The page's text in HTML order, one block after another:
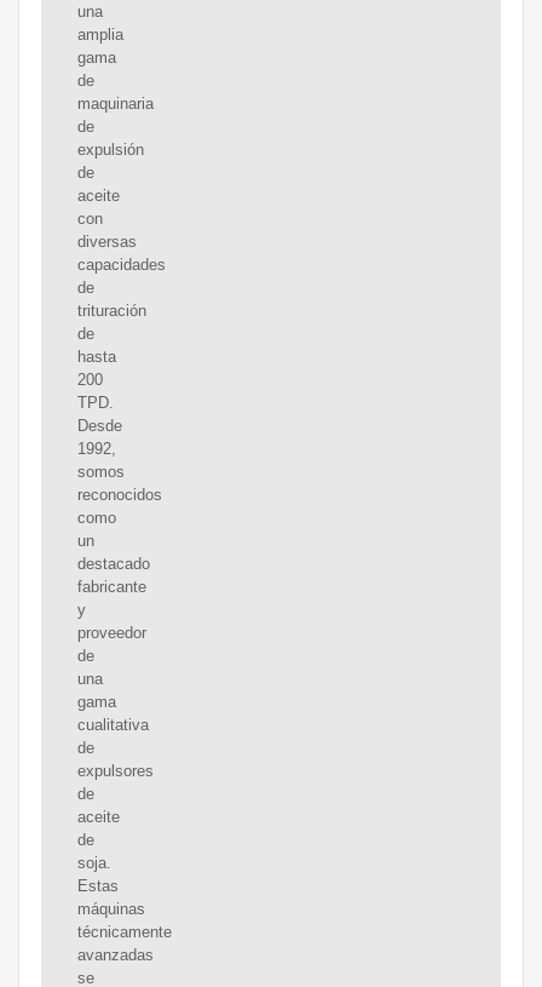
una
amplia
gama
de
maquinaria
de
expulsión
de
aceite
con
diversas
capacidades
de
trituración
de
hasta
200
TPD.
Desde
1992,
somos
reconocidos
como
un
destacado
fabricante
y
proveedor
de
una
gama
cualitativa
de
expulsores
de
aceite
de
soja.
Estas
máquinas
técnicamente
avanzadas
se